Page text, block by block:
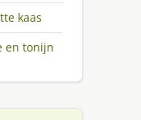
kaas
en tonijn